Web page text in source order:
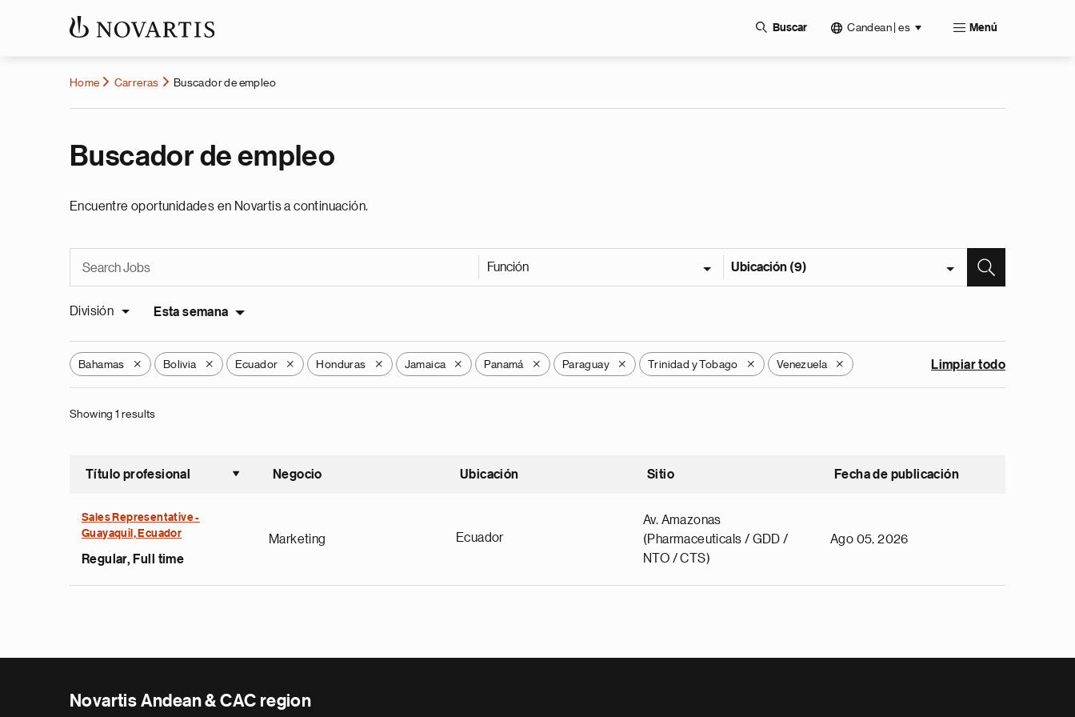
Buscar Candean | es Menú
Home Carreras Buscador de empleo
Buscador de empleo
Encuentre oportunidades en Novartis a continuación.
Función Ubicación (9)
División Esta semana
Bahamas X Bolivia X Ecuador X Honduras X Jamaica X Panamá X Paraguay X Trinidad y Tobago X Venezuela X Limpiar todo
Showing 1 results
Título profesional
Ordenar ascendente
Negocio Ubicación Sitio Fecha de publicación
Sales Representative -
Guayaquil, Ecuador
Regular, Full time
Marketing Ecuador
Av. Amazonas
(Pharmaceuticals / GDD /
NTO / CTS)
Ago 05, 2026
Novartis Andean & CAC region